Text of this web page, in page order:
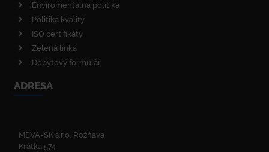
Enviromentálna politika
Politika kvality
ISO certifikáty
Zelená linka
Dopytový formulár
ADRESA
MEVA-SK s.r.o. Rožňava
Krátka 574